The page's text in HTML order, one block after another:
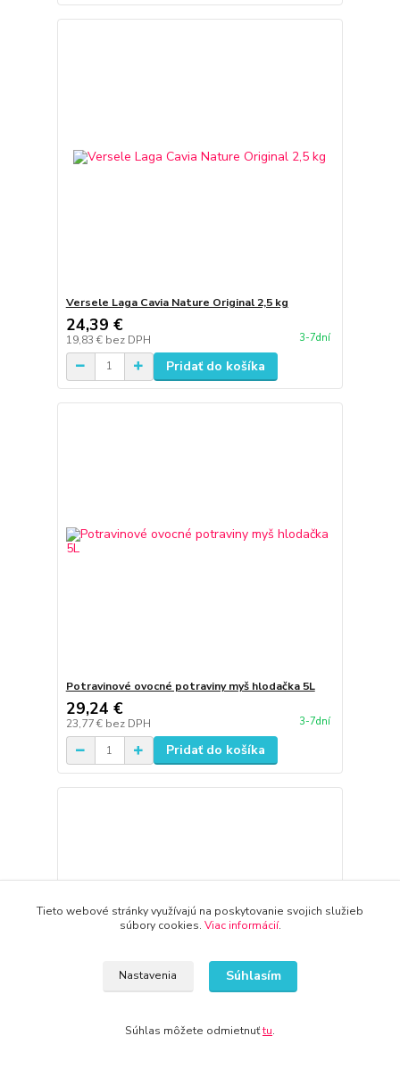
Versele Laga Cavia Nature Original 2,5 kg
24,39 €
19,83 € bez DPH 3-7dní
Pridať do košíka
Potravinové ovocné potraviny myš hlodačka 5L
29,24 €
23,77 € bez DPH 3-7dní
Pridať do košíka
Tieto webové stránky využívajú na poskytovanie svojich služieb
súbory cookies. Viac informácií.
Nastavenia Súhlasím
Súhlas môžete odmietnuťtu.